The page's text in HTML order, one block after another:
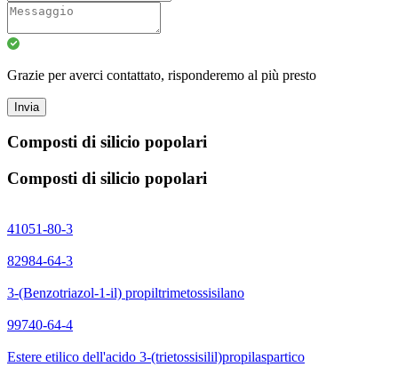
Grazie per averci contattato, risponderemo al più presto
Invia
Composti di silicio popolari
Composti di silicio popolari
41051-80-3
82984-64-3
3-(Benzotriazol-1-il) propiltrimetossisilano
99740-64-4
Estere etilico dell'acido 3-(trietossisilil)propilaspartico